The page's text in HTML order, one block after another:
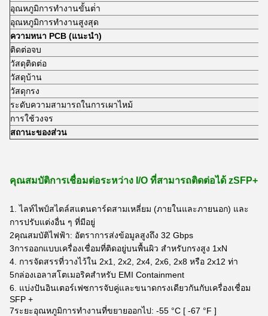
อุณหภูมิการทํางานขั้นต่ํา
อุณหภูมิการทํางานสูงสุด
ความหนา PCB (แนะนํา)
ติดต่อจบ
วัสดุติดต่อ
วัสดุบ้าน
วัสดุกรง
ระดับความสามารถในการเผาไหม้
การใช้วงจร
สถานะของส่วน
คุณสมบัติการเชื่อมต่อระหว่าง I/O ที่สามารถติดต่อได้ zSFP+
1. ไลท์ไพป์สไตล์สแตนดาร์ดสามเหลี่ยม (ภายในและภายนอก) และ
การปรับแต่งอื่น ๆ ที่มีอยู่
2คุณสมบัติไฟฟ้า: อัตราการส่งข้อมูลสูงถึง 32 Gbps
3การออกแบบเครื่องเชื่อมที่ติดอยู่บนพื้นผิว สําหรับกรงสูง 1xN
4. การจัดสรรที่วางไว้ใน 2x1, 2x2, 2x4, 2x6, 2x8 หรือ 2x12 ท่า
5กล่องเอลาสโตเมอริคสําหรับ EMI Containment
6. แบ่งปันอินเตอร์เฟซการจับคู่และขนาดกรงเดียวกันกับเครื่องเชื่อม
SFP +
7ระยะอุณหภูมิการทํางานที่ขยายออกไป: -55 °C [ -67 °F ]